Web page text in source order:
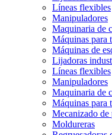
Líneas flexibles
Manipuladores
Maquinaria de
Máquinas para
Máquinas de
Lijadoras
Líneas flexibles
Manipuladores
Maquinaria de
Máquinas para
Mecanizado de
Moldureras